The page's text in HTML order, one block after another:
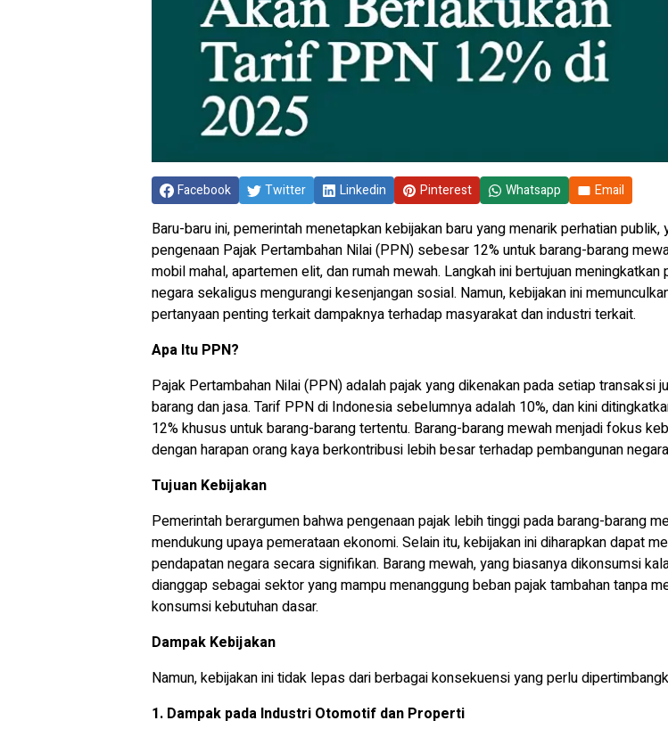
Facebook Twitter Linkedin Pinterest Whatsapp Email
Baru-baru ini, pemerintah menetapkan kebijakan baru yang menarik perhatian publik,
pengenaan Pajak Pertambahan Nilai (PPN) sebesar 12% untuk barang-barang
mobil mahal, apartemen elit, dan rumah mewah. Langkah ini bertujuan meningkatkan
negara sekaligus mengurangi kesenjangan sosial. Namun, kebijakan ini
pertanyaan penting terkait dampaknya terhadap masyarakat dan industri terkait.
Apa Itu PPN?
Pajak Pertambahan Nilai (PPN) adalah pajak yang dikenakan pada setiap transaksi
barang dan jasa. Tarif PPN di Indonesia sebelumnya adalah 10%, dan kini
12% khusus untuk barang-barang tertentu. Barang-barang mewah menjadi fokus
dengan harapan orang kaya berkontribusi lebih besar terhadap pembangunan
Tujuan Kebijakan
Pemerintah berargumen bahwa pengenaan pajak lebih tinggi pada barang-barang
mendukung upaya pemerataan ekonomi. Selain itu, kebijakan ini diharapkan dapat
pendapatan negara secara signifikan. Barang mewah, yang biasanya dikonsumsi
dianggap sebagai sektor yang mampu menanggung beban pajak tambahan tanpa
konsumsi kebutuhan dasar.
Dampak Kebijakan
Namun, kebijakan ini tidak lepas dari berbagai konsekuensi yang perlu
1. Dampak pada Industri Otomotif dan Properti